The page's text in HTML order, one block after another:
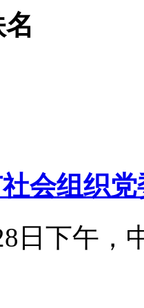
会组织
日下午，